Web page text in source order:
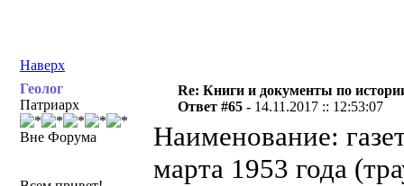
Наверх
Геолог
Патриарх
Вне Форума
Re: Книги и документы по
Ответ #65 - 14.11.2017 :: 12:53:07
Наименование:
марта 1953 года